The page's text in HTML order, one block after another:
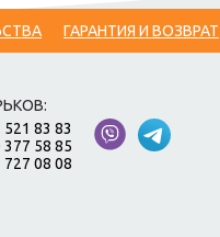
ГАРАНТИЯ И ВОЗВРАТ
521 83 83
377 58 85
727 08 08